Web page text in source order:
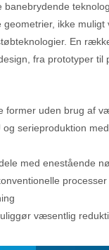
ikke
En
fra prototyper til
former uden brug af
serieproduktion
med enestående
processer
væsentlig